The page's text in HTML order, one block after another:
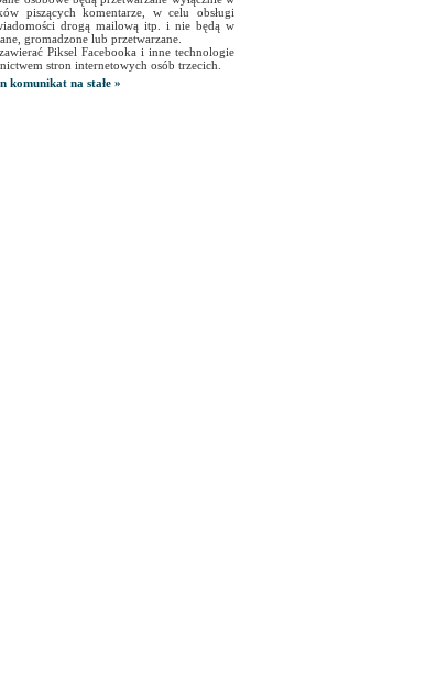
piszących komentarze, w celu obsługi
drogą mailową itp. i nie będą w
gromadzone lub przetwarzane.
Piksel Facebooka i inne technologie
stron internetowych osób trzecich.
komunikat na stałe »